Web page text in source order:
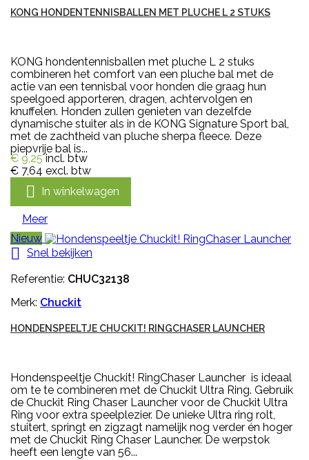
KONG HONDENTENNISBALLEN MET PLUCHE L 2 STUKS
KONG hondentennisballen met pluche L 2 stuks
combineren het comfort van een pluche bal met de
actie van een tennisbal voor honden die graag hun
speelgoed apporteren, dragen, achtervolgen en
knuffelen. Honden zullen genieten van dezelfde
dynamische stuiter als in de KONG Signature Sport bal,
met de zachtheid van pluche sherpa fleece. Deze
piepvrije bal is...
€ 9,25 incl. btw
€ 7,64 excl. btw
 In winkelwagen
Meer
Nieuw

Snel bekijken
Referentie: CHUC32138
Merk: Chuckit
HONDENSPEELTJE CHUCKIT! RINGCHASER LAUNCHER
Hondenspeeltje Chuckit! RingChaser Launcher is ideaal
om te te combineren met de Chuckit Ultra Ring. Gebruik
de Chuckit Ring Chaser Launcher voor de Chuckit Ultra
Ring voor extra speelplezier. De unieke Ultra ring rolt,
stuitert, springt en zigzagt namelijk nog verder én hoger
met de Chuckit Ring Chaser Launcher. De werpstok
heeft een lengte van 56...